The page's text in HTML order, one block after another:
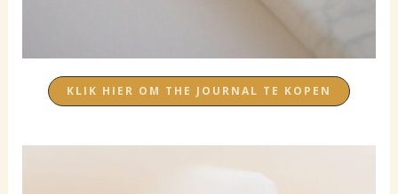
KLIK HIER OM THE JOURNAL TE KOPEN